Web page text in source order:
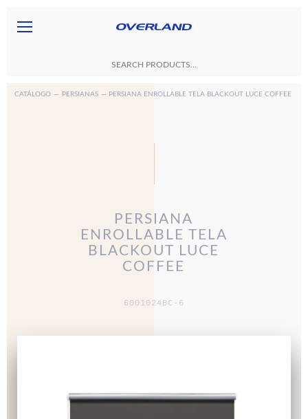
CATÁLOGO — PERSIANAS — PERSIANA ENROLLABLE TELA BLACKOUT LUCE COFFEE
PERSIANA
ENROLLABLE TELA
BLACKOUT LUCE
COFFEE
6001024BC-6